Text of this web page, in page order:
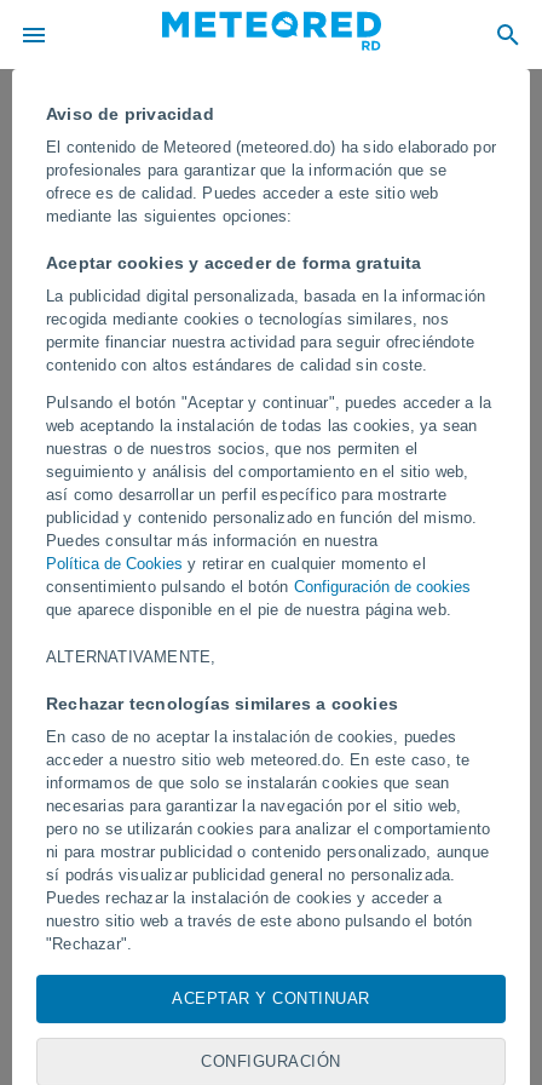
Aviso de privacidad
El contenido de Meteored (meteored.do) ha sido elaborado por
profesionales para garantizar que la información que se
ofrece es de calidad. Puedes acceder a este sitio web
mediante las siguientes opciones:
Aceptar cookies y acceder de forma gratuita
La publicidad digital personalizada, basada en la información
recogida mediante cookies o tecnologías similares, nos
permite financiar nuestra actividad para seguir ofreciéndote
contenido con altos estándares de calidad sin coste.
Pulsando el botón "Aceptar y continuar", puedes acceder a la
web aceptando la instalación de todas las cookies, ya sean
nuestras o de nuestros socios, que nos permiten el
seguimiento y análisis del comportamiento en el sitio web,
así como desarrollar un perfil específico para mostrarte
publicidad y contenido personalizado en función del mismo.
Puedes consultar más información en nuestra
Política de Cookies y retirar en cualquier momento el
consentimiento pulsando el botón Configuración de cookies
que aparece disponible en el pie de nuestra página web.
ALTERNATIVAMENTE,
Rechazar tecnologías similares a cookies
En caso de no aceptar la instalación de cookies, puedes
acceder a nuestro sitio web meteored.do. En este caso, te
informamos de que solo se instalarán cookies que sean
necesarias para garantizar la navegación por el sitio web,
pero no se utilizarán cookies para analizar el comportamiento
ni para mostrar publicidad o contenido personalizado, aunque
sí podrás visualizar publicidad general no personalizada.
Puedes rechazar la instalación de cookies y acceder a
nuestro sitio web a través de este abono pulsando el botón
"Rechazar".
cookies, identificadores únicos o tecnologías similares para
almacenar, acceder y procesar datos personales como su
visita en este sitio web, las direcciones IP y los
ACEPTAR Y CONTINUAR
CONFIGURACIÓN
"Tsunami" de agua y hielo en un río
Xinjiang, China
El fenómeno fue causado por el rápido deshielo y lluvias intensas
en zonas montañosas, lo que provocó una crecidas repentinas de
los ríos de la zona de Kanas.
Vídeos
Un enorme diablo de polvo fue
avistado en Zapponeta, Italia
Tornados y lluvias
Pelotas, Brasil.